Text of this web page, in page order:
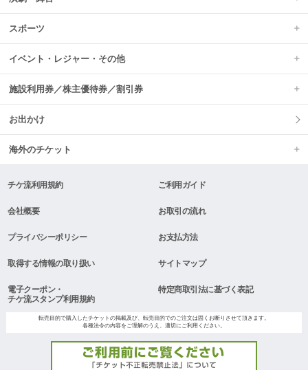
スポーツ
イベント・レジャー・その他
施設利用券／株主優待券／割引券
お出かけ
海外のチケット
チケ流利用規約 ご利用ガイド
会社概要 お取引の流れ
プライバシーポリシー お支払方法
取得する情報の取り扱い サイトマップ
電子クーポン・
チケ流スタンプ利用規約
特定商取引法に基づく表記
転売目的で購入したチケットの掲載及び、転売目的でのご注文は固くお断りさせて頂きます。
各種法令の内容をご理解のうえ、適切にご利用ください。